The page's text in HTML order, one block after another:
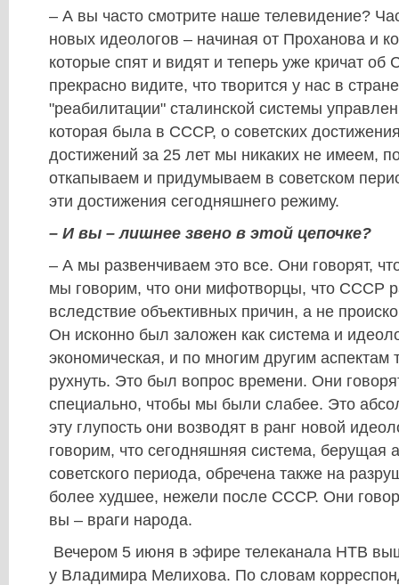
– А вы часто смотрите наше телевидение?
новых идеологов – начиная от Проханова и
которые спят и видят и теперь уже кричат
прекрасно видите, что творится у нас в
"реабилитации" сталинской системы
которая была в СССР, о советских
достижений за 25 лет мы никаких не имеем,
откапываем и придумываем в советском
эти достижения сегодняшнего режиму.
– И вы – лишнее звено в этой цепочке?
– А мы развенчиваем это все. Они говорят,
мы говорим, что они мифотворцы, что СССР
вследствие объективных причин, а не
Он исконно был заложен как система и
экономическая, и по многим другим аспектам
рухнуть. Это был вопрос времени. Они
специально, чтобы мы были слабее. Это
эту глупость они возводят в ранг новой
говорим, что сегодняшняя система, берущая
советского периода, обречена также на
более худшее, нежели после СССР. Они
вы – враги народа.
Вечером 5 июня в эфире телеканала НТВ
у Владимира Мелихова. По словам